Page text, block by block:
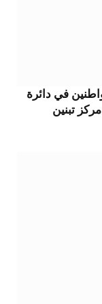
في دائرة
تبنين